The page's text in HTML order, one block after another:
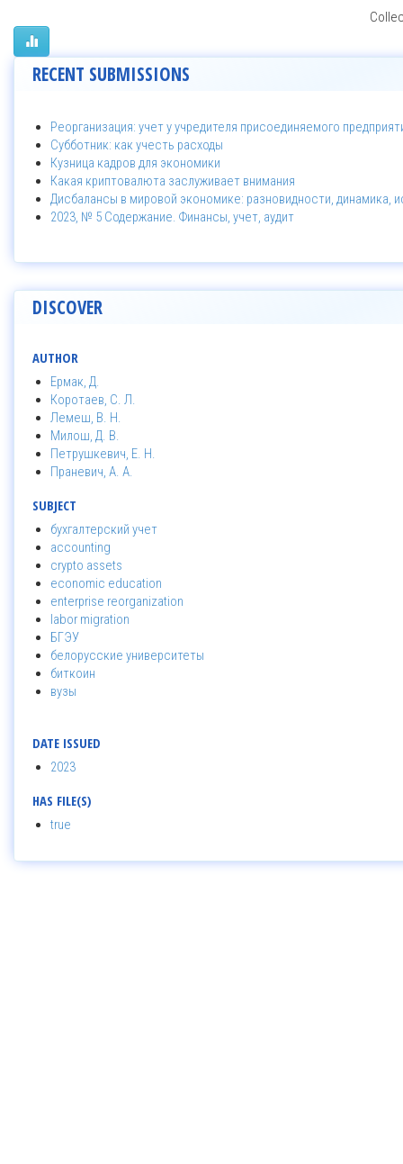
RECENT SUBMISSIONS
Реорганизация: учет у учредителя присоединяемого
Субботник: как учесть расходы
Кузница кадров для экономики
Какая криптовалюта заслуживает внимания
Дисбалансы в мировой экономике: разновидности, динамика,
2023, № 5 Содержание. Финансы, учет, аудит
DISCOVER
AUTHOR
Ермак, Д.
Коротаев, С. Л.
Лемеш, В. Н.
Милош, Д. В.
Петрушкевич, Е. Н.
Праневич, А. А.
SUBJECT
бухгалтерский учет
accounting
crypto assets
economic education
enterprise reorganization
labor migration
БГЭУ
белорусские университеты
биткоин
вузы
DATE ISSUED
2023
HAS FILE(S)
true